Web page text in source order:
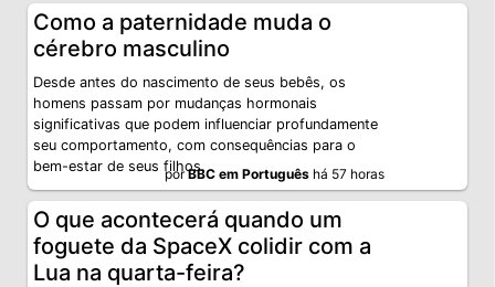
Como a paternidade muda o
cérebro masculino
Desde antes do nascimento de seus bebês, os
homens passam por mudanças hormonais
significativas que podem influenciar profundamente
seu comportamento, com consequências para o
bem-estar de seus filhos.
porBBC em Português há 57 horas
O que acontecerá quando um
foguete da SpaceX colidir com a
Lua na quarta-feira?